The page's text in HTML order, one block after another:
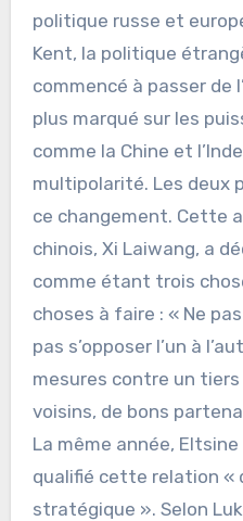
politique russe et
Kent, la politique
commencé à passer de
plus marqué sur les
comme la Chine et
multipolarité. Les deux
ce changement. Cette
chinois, Xi Laiwang, a
comme étant trois
choses à faire : « Ne
pas s’opposer l’un à
mesures contre un
voisins, de bons
La même année,
qualifié cette relation «
stratégique ». Selon